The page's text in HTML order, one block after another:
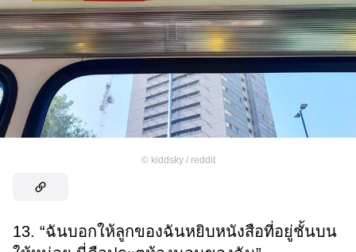
© kiddsky / reddit
13. “ฉันบอกให้ลูกของฉันหยิบหนังสือที่อยู่ชั้นบน